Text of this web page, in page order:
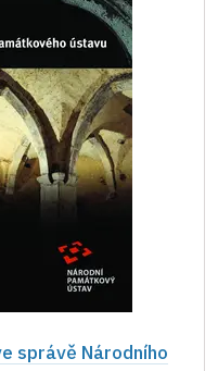
správě Národního